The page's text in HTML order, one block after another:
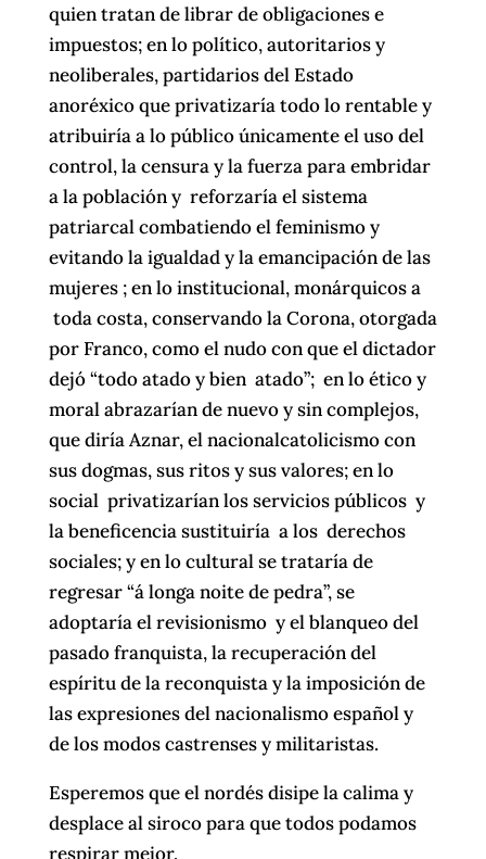
quien tratan de librar de obligaciones e
impuestos; en lo político, autoritarios y
neoliberales, partidarios del Estado
anoréxico que privatizaría todo lo rentable y
atribuiría a lo público únicamente el uso del
control, la censura y la fuerza para embridar
a la población y reforzaría el sistema
patriarcal combatiendo el feminismo y
evitando la igualdad y la emancipación de las
mujeres ; en lo institucional, monárquicos a
toda costa, conservando la Corona, otorgada
por Franco, como el nudo con que el dictador
dejó “todo atado y bien atado”; en lo ético y
moral abrazarían de nuevo y sin complejos,
que diría Aznar, el nacionalcatolicismo con
sus dogmas, sus ritos y sus valores; en lo
social privatizarían los servicios públicos y
la beneficencia sustituiría a los derechos
sociales; y en lo cultural se trataría de
regresar “á longa noite de pedra”, se
adoptaría el revisionismo y el blanqueo del
pasado franquista, la recuperación del
espíritu de la reconquista y la imposición de
las expresiones del nacionalismo español y
de los modos castrenses y militaristas.
Esperemos que el nordés disipe la calima y
desplace al siroco para que todos podamos
respirar mejor.